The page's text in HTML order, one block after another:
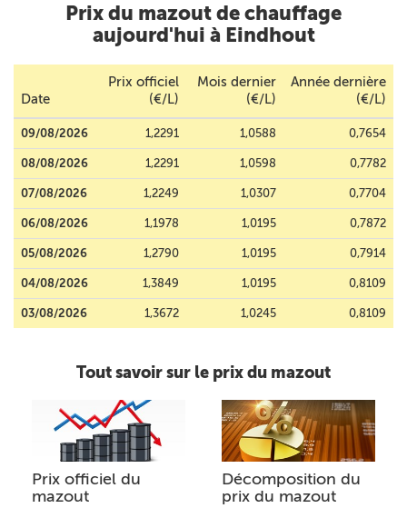
Prix du mazout de chauffage
aujourd'hui à Eindhout
Date
Prix officiel
(€/L)
Mois dernier
(€/L)
Année dernière
(€/L)
09/08/2026 1,2291 1,0588 0,7654
08/08/2026 1,2291 1,0598 0,7782
07/08/2026 1,2249 1,0307 0,7704
06/08/2026 1,1978 1,0195 0,7872
05/08/2026 1,2790 1,0195 0,7914
04/08/2026 1,3849 1,0195 0,8109
03/08/2026 1,3672 1,0245 0,8109
Tout savoir sur le prix du mazout
Prix officiel du
mazout
Décomposition du
prix du mazout